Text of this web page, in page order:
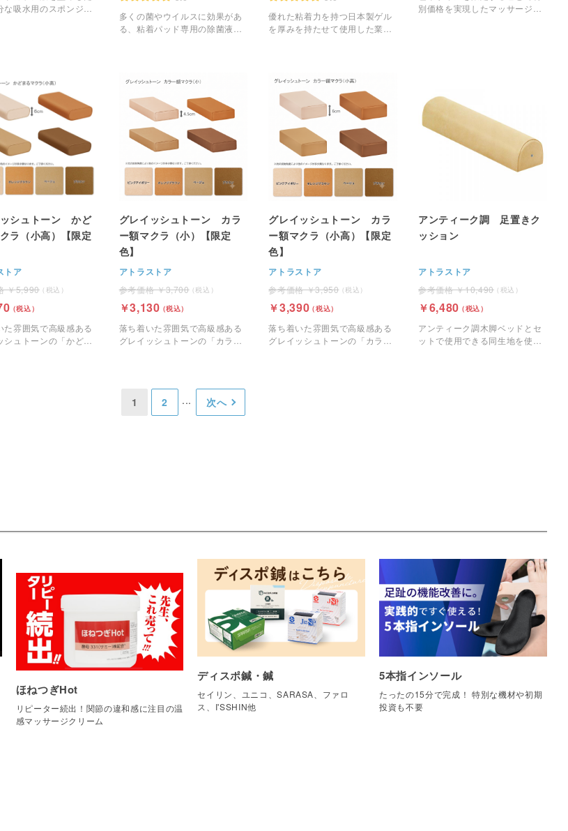
な吸水用のスポンジに
多くの菌やウイルスに効果があ
る、粘着パッド専用の除菌液で
優れた粘着力を持つ日本製ゲル
を厚みを持たせて使用した業務
別価格を実現したマッサージベ
シュトーン かど
ラ（小高）【限定
トア
5,990
た雰囲気で高級感ある
シュトーンの「かどま
グレイッシュトーン カラ
ー額マクラ（小）【限定
色】
アトラストア
3,700
3,130
落ち着いた雰囲気で高級感ある
グレイッシュトーンの「カラー
グレイッシュトーン カラ
ー額マクラ（小高）【限定
色】
アトラストア
3,950
3,390
落ち着いた雰囲気で高級感ある
グレイッシュトーンの「カラー
アンティーク調 足置きク
ッション
アトラストア
10,490
6,480
アンティーク調木脚ベッドとセ
ットで使用できる同生地を使っ
1 2 次へ
ほねつぎHot
リピーター続出！関節の違和感に注目の温
感マッサージクリーム
ディスポ鍼・鍼
セイリン、ユニコ、SARASA、ファロ
ス、I'SSHIN他
5本指インソール
たったの15分で完成！ 特別な機材や初期
投資も不要